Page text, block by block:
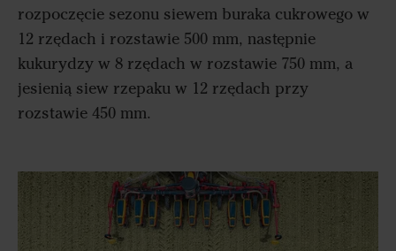
rozpoczęcie sezonu siewem buraka cukrowego w
12 rzędach i rozstawie 500 mm, następnie
kukurydzy w 8 rzędach w rozstawie 750 mm, a
jesienią siew rzepaku w 12 rzędach przy
rozstawie 450 mm.